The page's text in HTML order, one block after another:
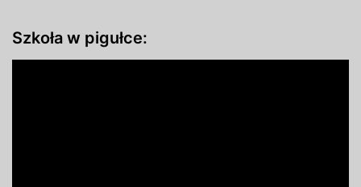
Szkoła w pigułce: